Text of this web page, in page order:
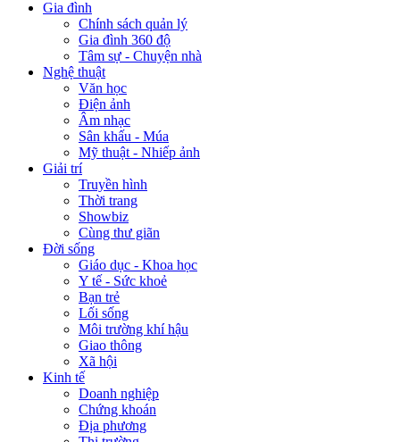
Gia đình
Chính sách quản lý
Gia đình 360 độ
Tâm sự - Chuyện nhà
Nghệ thuật
Văn học
Điện ảnh
Âm nhạc
Sân khấu - Múa
Mỹ thuật - Nhiếp ảnh
Giải trí
Truyền hình
Thời trang
Showbiz
Cùng thư giãn
Đời sống
Giáo dục - Khoa học
Y tế - Sức khoẻ
Bạn trẻ
Lối sống
Môi trường khí hậu
Giao thông
Xã hội
Kinh tế
Doanh nghiệp
Chứng khoán
Địa phương